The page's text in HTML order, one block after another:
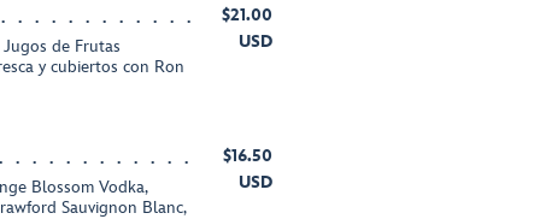
de Frutas
y cubiertos con Ron
$21.00
USD
Blossom Vodka,
Sauvignon Blanc,
$16.50
USD